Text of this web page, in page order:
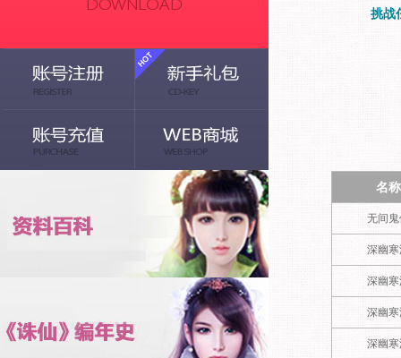
挑战
名称
无间鬼
深幽寒
深幽寒
深幽寒
深幽寒